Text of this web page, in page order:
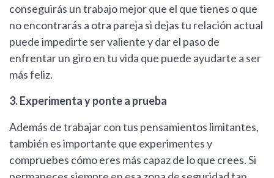
conseguirás un trabajo mejor que el que tienes o que
no encontrarás a otra pareja si dejas tu relación actual
puede impedirte ser valiente y dar el paso de
enfrentar un giro en tu vida que puede ayudarte a ser
más feliz.
3. Experimenta y ponte a prueba
Además de trabajar con tus pensamientos limitantes,
también es importante que experimentes y
compruebes cómo eres más capaz de lo que crees. Si